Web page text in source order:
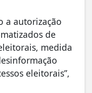
a autorização
de
medida
eleitorais”,